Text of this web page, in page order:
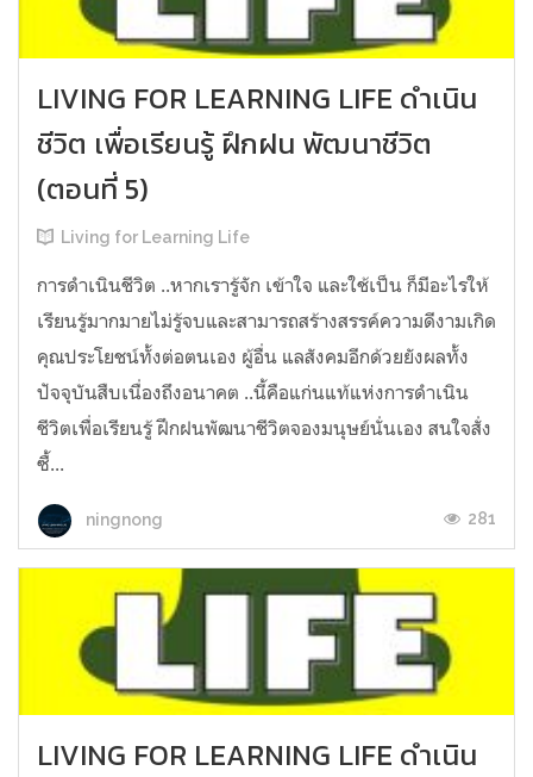
LIVING FOR LEARNING LIFE ดำเนิน
ชีวิต เพื่อเรียนรู้ ฝึกฝน พัฒนาชีวิต
(ตอนที่ 5)
Living for Learning Life
การดำเนินชีวิต​ ..หากเรารู้จัก​ เข้าใจ​ และใช้เป็น ก็มีอะไรให้
เรียนรู้มากมายไม่รู้จบ​และสามารถสร้างสรรค์ความดีงามเกิด
คุณประโยชน์ทั้งต่อตนเอง​ ผู้อื่น​ แลสังคมอีกด้วยยังผลทั้ง
ปัจจุบันสืบเนื่องถึงอนาคต​ ..นี้คือแก่นแท้แห่งการดำเนิน
ชีวิตเพื่อเรียนรู้​ ฝึก​ฝน​พัฒนาชีวิตจองมนุษย์นั่นเอง สนใจสั่ง
ซื้...
ningnong 281
LIVING FOR LEARNING LIFE ดำเนิน